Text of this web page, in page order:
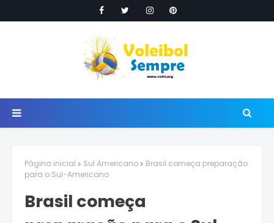
Página inicial Sul Americano
Brasil começa preparação
para o Sul-Americano
Brasil começa